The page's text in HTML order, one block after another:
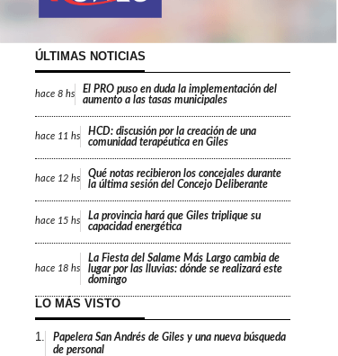
ÚLTIMAS NOTICIAS
hace 8 hs
El PRO puso en duda la implementación del
aumento a las tasas municipales
hace 11 hs
HCD: discusión por la creación de una
comunidad terapéutica en Giles
hace 12 hs
Qué notas recibieron los concejales durante
la última sesión del Concejo Deliberante
hace 15 hs
La provincia hará que Giles triplique su
capacidad energética
hace 18 hs
La Fiesta del Salame Más Largo cambia de
lugar por las lluvias: dónde se realizará este
domingo
LO MÁS VISTO
1.
Papelera San Andrés de Giles y una nueva búsqueda
de personal